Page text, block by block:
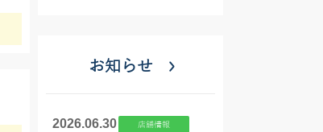
お知らせ
2026.06.30 店舗情報